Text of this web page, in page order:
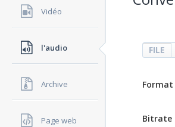
Vidéo
l'audio
Archive
Page web
FILE
Format
Bitrate